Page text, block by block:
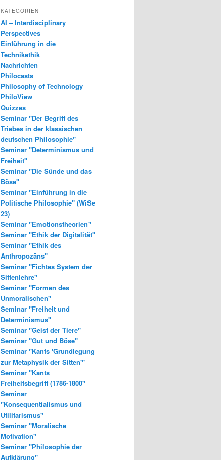
KATEGORIEN
AI – Interdisciplinary
Perspectives
Einführung in die
Technikethik
Nachrichten
Philocasts
Philosophy of Technology
PhiloView
Quizzes
Seminar "Der Begriff des
Triebes in der klassischen
deutschen Philosophie"
Seminar "Determinismus und
Freiheit"
Seminar "Die Sünde und das
Böse"
Seminar "Einführung in die
Politische Philosophie" (WiSe
23)
Seminar "Emotionstheorien"
Seminar "Ethik der Digitalität"
Seminar "Ethik des
Anthropozäns"
Seminar "Fichtes System der
Sittenlehre"
Seminar "Formen des
Unmoralischen"
Seminar "Freiheit und
Determinismus"
Seminar "Geist der Tiere"
Seminar "Gut und Böse"
Seminar "Kants 'Grundlegung
zur Metaphysik der Sitten'"
Seminar "Kants
Freiheitsbegriff (1786-1800"
Seminar
"Konsequentialismus und
Utilitarismus"
Seminar "Moralische
Motivation"
Seminar "Philosophie der
Aufklärung"